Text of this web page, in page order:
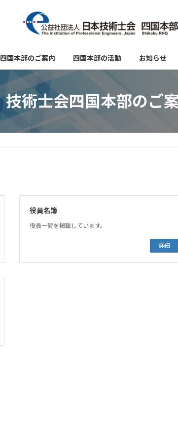
四国本部のご案内 四国本部の活動 お知らせ
技術士会四国本部のご
役員名簿
役員一覧を掲載しています。
詳細